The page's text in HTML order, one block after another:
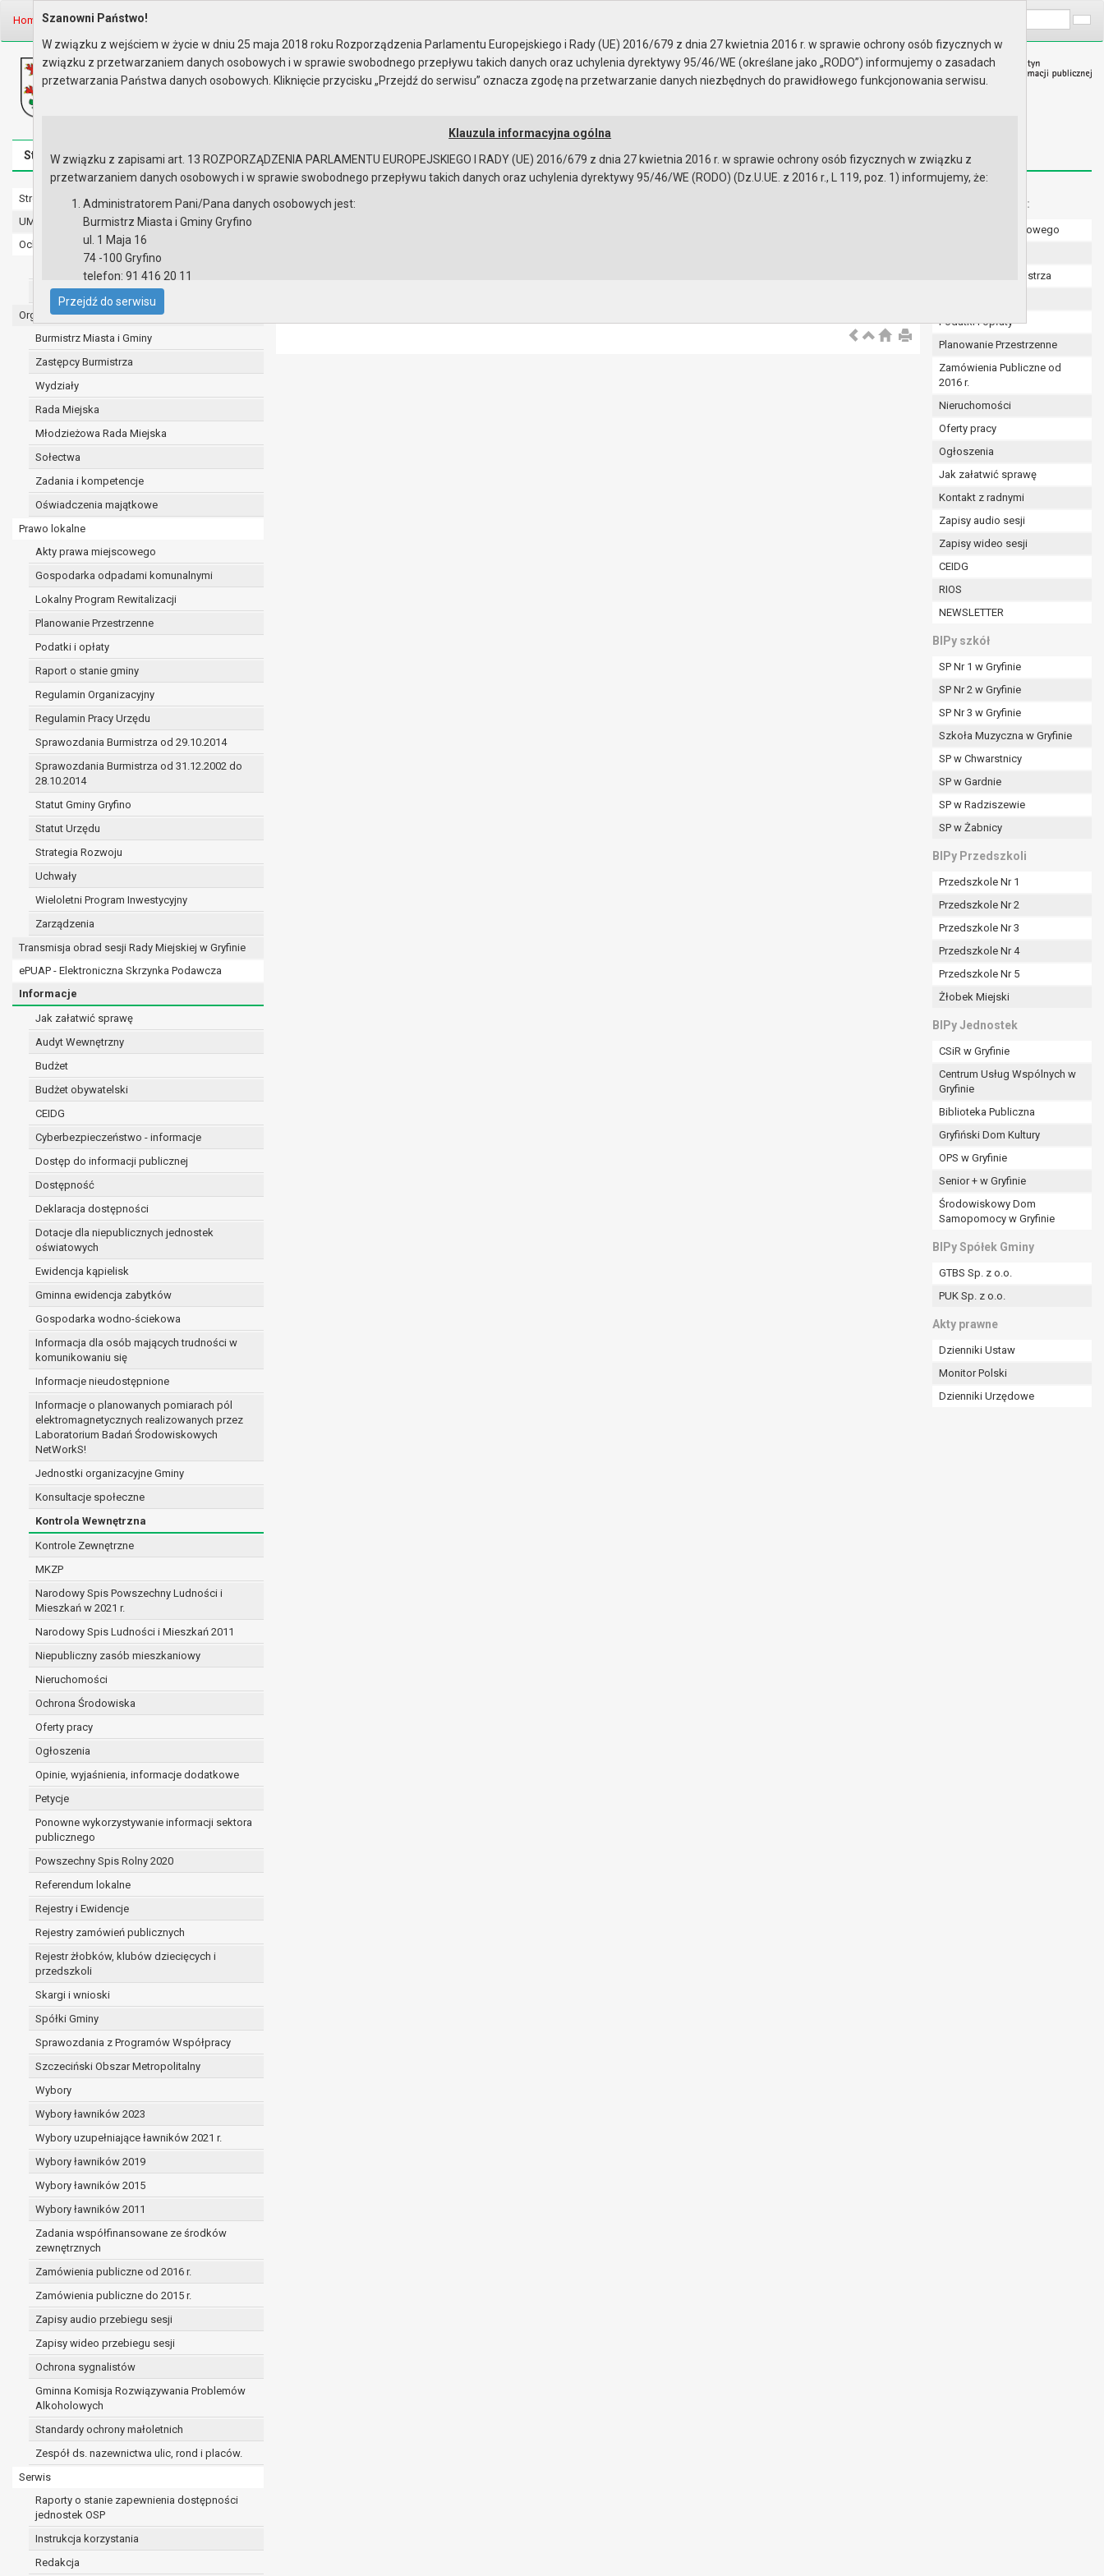
Home Informacje Kontrola Wewnętrzna
Biuletyn Informacji Publicznej
Urząd Miasta i Gminy w Gryfinie
Strona główna Mapa serwisu Aktualności Redakcja Instrukcja korzystania Dostępność
Strona główna
UMiG - telefony wewnętrzne
Ochrona danych osobowych
Urząd Miasta i Gminy w Gryfinie
Straż Miejska
Organy
Burmistrz Miasta i Gminy
Zastępcy Burmistrza
Wydziały
Rada Miejska
Młodzieżowa Rada Miejska
Sołectwa
Zadania i kompetencje
Oświadczenia majątkowe
Prawo lokalne
Akty prawa miejscowego
Gospodarka odpadami komunalnymi
Lokalny Program Rewitalizacji
Planowanie Przestrzenne
Podatki i opłaty
Raport o stanie gminy
Regulamin Organizacyjny
Regulamin Pracy Urzędu
Sprawozdania Burmistrza od 29.10.2014
Sprawozdania Burmistrza od 31.12.2002 do
28.10.2014
Statut Gminy Gryfino
Statut Urzędu
Strategia Rozwoju
Uchwały
Wieloletni Program Inwestycyjny
Zarządzenia
Transmisja obrad sesji Rady Miejskiej w Gryfinie
ePUAP - Elektroniczna Skrzynka Podawcza
Informacje
Jak załatwić sprawę
Audyt Wewnętrzny
Budżet
Budżet obywatelski
CEIDG
Cyberbezpieczeństwo - informacje
Dostęp do informacji publicznej
Dostępność
Deklaracja dostępności
Dotacje dla niepublicznych jednostek
oświatowych
Ewidencja kąpielisk
Gminna ewidencja zabytków
Gospodarka wodno-ściekowa
Informacja dla osób mających trudności w
komunikowaniu się
Informacje nieudostępnione
Informacje o planowanych pomiarach pól
elektromagnetycznych realizowanych przez
Laboratorium Badań Środowiskowych
NetWorkS!
Jednostki organizacyjne Gminy
Konsultacje społeczne
Kontrola Wewnętrzna
Kontrole Zewnętrzne
MKZP
Narodowy Spis Powszechny Ludności i
Mieszkań w 2021 r.
Narodowy Spis Ludności i Mieszkań 2011
Niepubliczny zasób mieszkaniowy
Nieruchomości
Ochrona Środowiska
Oferty pracy
Ogłoszenia
Opinie, wyjaśnienia, informacje dodatkowe
Petycje
Ponowne wykorzystywanie informacji sektora
publicznego
Powszechny Spis Rolny 2020
Referendum lokalne
Rejestry i Ewidencje
Rejestry zamówień publicznych
Rejestr żłobków, klubów dziecięcych i
przedszkoli
Skargi i wnioski
Spółki Gminy
Sprawozdania z Programów Współpracy
Szczeciński Obszar Metropolitalny
Wybory
Wybory ławników 2023
Wybory uzupełniające ławników 2021 r.
Wybory ławników 2019
Wybory ławników 2015
Wybory ławników 2011
Zadania współfinansowane ze środków
zewnętrznych
Zamówienia publiczne od 2016 r.
Zamówienia publiczne do 2015 r.
Zapisy audio przebiegu sesji
Zapisy wideo przebiegu sesji
Ochrona sygnalistów
Gminna Komisja Rozwiązywania Problemów
Alkoholowych
Standardy ochrony małoletnich
Zespół ds. nazewnictwa ulic, rond i placów.
Serwis
Raporty o stanie zapewnienia dostępności
jednostek OSP
Instrukcja korzystania
Redakcja
PLAN KONTROLI WEWNĘTRZNEJ NA ROK 2017 Menu dodatkowe:
Numer konta bankowego
Zarządzenia Burmistrza
Podatki i opłaty
Planowanie Przestrzenne
Zamówienia Publiczne od
2016 r.
Nieruchomości
Oferty pracy
Ogłoszenia
Jak załatwić sprawę
Kontakt z radnymi
Zapisy audio sesji
Zapisy wideo sesji
CEIDG
RIOS
NEWSLETTER
BIPy szkół
SP Nr 1 w Gryfinie
SP Nr 2 w Gryfinie
SP Nr 3 w Gryfinie
Szkoła Muzyczna w Gryfinie
SP w Chwarstnicy
SP w Gardnie
SP w Radziszewie
SP w Żabnicy
BIPy Przedszkoli
Przedszkole Nr 1
Przedszkole Nr 2
Przedszkole Nr 3
Przedszkole Nr 4
Przedszkole Nr 5
Żłobek Miejski
BIPy Jednostek
CSiR w Gryfinie
Centrum Usług Wspólnych w
Gryfinie
Biblioteka Publiczna
Gryfiński Dom Kultury
OPS w Gryfinie
Senior + w Gryfinie
Środowiskowy Dom
Samopomocy w Gryfinie
BIPy Spółek Gminy
GTBS Sp. z o.o.
PUK Sp. z o.o.
Akty prawne
Dzienniki Ustaw
Monitor Polski
Dzienniki Urzędowe
Szanowni Państwo!
W związku z wejściem w życie w dniu 25 maja 2018 roku Rozporządzenia Parlamentu Europejskiego i Rady (UE) 2016/679 z dnia 27 kwietnia 2016 r. w sprawie ochrony osób fizycznych w
związku z przetwarzaniem danych osobowych i w sprawie swobodnego przepływu takich danych oraz uchylenia dyrektywy 95/46/WE (określane jako „RODO”) informujemy o zasadach
przetwarzania Państwa danych osobowych. Kliknięcie przycisku „Przejdź do serwisu” oznacza zgodę na przetwarzanie danych niezbędnych do prawidłowego funkcjonowania serwisu.
Klauzula informacyjna ogólna
W związku z zapisami art. 13 ROZPORZĄDZENIA PARLAMENTU EUROPEJSKIEGO I RADY (UE) 2016/679 z dnia 27 kwietnia 2016 r. w sprawie ochrony osób fizycznych w związku z
przetwarzaniem danych osobowych i w sprawie swobodnego przepływu takich danych oraz uchylenia dyrektywy 95/46/WE (RODO) (Dz.U.UE. z 2016 r., L 119, poz. 1) informujemy, że:
Administratorem Pani/Pana danych osobowych jest:
Burmistrz Miasta i Gminy Gryfino
ul. 1 Maja 16
74 -100 Gryfino
telefon: 91 416 20 11
e-mail:
burmistrz@gryfino.pl
Dane kontaktowe Inspektora Ochrony Danych:
e-mail:iod@gryfino.pl
Pani/Pana dane osobowe przetwarzane są zgodnie z obowiązującymi przepisami prawa w celu:
realizacji zadań wynikających z przepisów prawa, a w szczególności ustawy z dnia 8 marca 1990 r. o samorządzie gminnym (Dz.U. z 2017r., poz. 1875 ze zm.) oraz z
zawarcia i realizacji umów;
ochrony żywotnych interesów osoby, której dane dotyczą, lub innej osoby fizycznej;
w pozostałych przypadkach dane osobowe przetwarzane są wyłącznie na podstawie wcześniej udzielonej zgody w zakresie i celu określonym w treści zgody.
W związku z przetwarzaniem danych w celu wskazanym w pkt. 3, dane osobowe mogą być udostępniane innym upoważnionym odbiorcom lub kategoriom odbiorców danych
osobowych. Odbiorcami mogą być:
podmioty upoważnione do odbioru danych osobowych na podstawie odpowiednich przepisów prawa.
Pani/Pana dane osobowe będą przetwarzane przez okres niezbędny do realizacji celu dla jakiego zostały zebrane oraz zgodnie z terminami archiwizacji określonymi przez
przepisy prawa powszechnie obowiązującego.
W przypadku, gdy dane osobowe przetwarzane są na podstawie zgody osoby, której dane dotyczą przetwarzanie odbywa się do czasu wycofania tej zgody.
W przypadku, gdy dane osobowe przetwarzane są w celu zawarcia i realizacji umowy przetwarzanie odbywa się przez okres niezbędny do realizacji zawartej umowy, a po tym
czasie w zakresie wymaganym przez przepisy prawa lub dla zabezpieczenia ewentualnych roszczeń, a w przypadku wyrażenia zgody na przetwarzanie danych po zakończeniu i
rozliczeniu umowy, do czasu wycofania tej zgody.
Ponadto w przypadku umów o dofinansowanie dane osobowe od momentu pozyskania przechowywane są przez okres wynikający z umowy o dofinansowanie zawartej między
beneficjentem a określoną instytucją, trwałości danego projektu i konieczności zachowania dokumentacji projektu do celów kontrolnych.
W związku z przetwarzaniem przez administratora danych osobowych przysługuje Pani/Panu:
prawo dostępu do treści danych oraz otrzymywania ich kopii na podstawie art. 15 RODO;
prawo do żądania sprostowania danych na podstawie art. 16 RODO,
w przypadku gdy:
prawo do żądania usunięcia danych osobowych (tzw. prawo do bycia zapomnianym) na podstawie art. 17 RODO, w przypadku gdy:
dane nie są już niezbędne do celów, dla których były zebrane lub w inny sposób przetwarzane,
osoba, której dane dotyczą wycofała zgodę na przetwarzanie danych osobowych, która jest podstawą przetwarzania danych i nie ma innej podstawy prawnej
dane osobowe przetwarzane są niezgodnie z prawem,
dane osobowe muszą być usunięte w celu wywiązania się z obowiązku wynikającego z przepisów prawa;
osoba, której dane dotyczą kwestionuje prawidłowość danych osobowych – na okres pozwalający administratorowi sprawdzić prawidłowość tych danych,
administrator nie potrzebuje już danych dla swoich celów, ale osoba, której dane dotyczą, potrzebuje ich do ustalenia, obrony lub dochodzenia roszczeń,
osoba, której dane dotyczą, wniosła sprzeciw wobec przetwarzania danych - do czasu ustalenia czy prawnie uzasadnione podstawy po stronie administratora są
przetwarzanie danych odbywa się na podstawie umowy zawartej z osobą, której dane dotyczą lub na podstawie zgody wyrażonej przez tą osobę,
prawo sprzeciwu wobec przetwarzania danych na podstawie art. 21 RODO, wobec przetwarzania danych osobowych, którego podstawą prawną jest:
administratorowi bądź
niezbędność przetwarzania do celów wynikających z prawnie uzasadnionych interesów realizowanych przez administratora lub przez stronę trzecią.
Z przyczyn związanych z Pani/Pana szczególną sytuacją. W razie wniesienia sprzeciwu, administrator nie może już przetwarzać tych danych osobowych, chyba że wykaże
on istnienie ważnych prawnie uzasadnionych podstaw do przetwarzania, nadrzędnych wobec interesów, praw i wolności osoby, której dane dotyczą, lub podstaw do
ustalenia, dochodzenia lub obrony roszczeń.
W przypadku gdy przetwarzanie danych osobowych odbywa się na podstawie zgody osoby na przetwarzanie danych osobowych (art. 6 ust. 1 lit a RODO), przysługuje Pani/Panu
prawo do cofnięcia tej zgody w dowolnym momencie. Cofnięcie to nie ma wpływu na zgodność przetwarzania, którego dokonano na podstawie zgody przed jej cofnięciem.
Przysługuje Pani/Panu prawo wniesienia skargi do organu nadzorczego na niezgodne z prawem przetwarzanie Pani/Pana danych osobowych przez administratora.
Organem właściwym do wniesienia skargi jest Prezes Urzędu Ochrony Danych Osobowych.
W zależności od sfery, w której przetwarzane są dane osobowe, podanie danych osobowych jest dobrowolne albo jest wymogiem ustawowym lub umownym.
Pani/Pana dane nie będą poddawane zautomatyzowanemu podejmowaniu decyzji, w tym również profilowaniu.
Przejdź do serwisu